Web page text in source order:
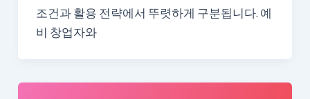
조건과 활용 전략에서 뚜렷하게 구분됩니다. 예
비 창업자와